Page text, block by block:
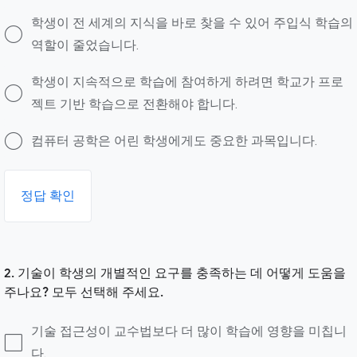
학생이 전 세계의 지식을 바로 찾을 수 있어 주입식 학습의
역할이 줄었습니다.
학생이 지속적으로 학습에 참여하게 하려면 학교가 프로
젝트 기반 학습으로 전환해야 합니다.
컴퓨터 공학은 어린 학생에게도 중요한 과목입니다.
정답 확인
2. 기술이 학생의 개별적인 요구를 충족하는 데 어떻게 도움을
주나요? 모두 선택해 주세요.
기술 접근성이 교수법보다 더 많이 학습에 영향을 미칩니
다.